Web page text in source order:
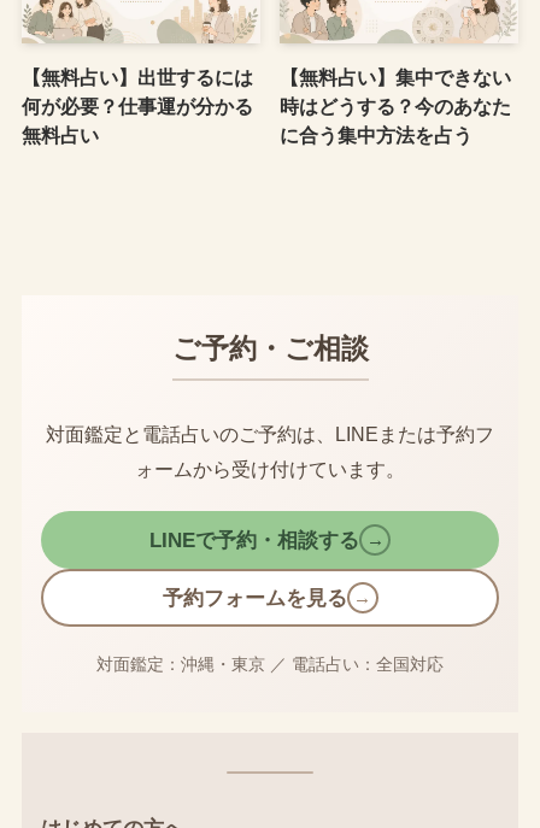
【無料占い】出世するには
何が必要？仕事運が分かる
無料占い
【無料占い】集中できない
時はどうする？今のあなた
に合う集中方法を占う
ご予約・ご相談
対面鑑定と電話占いのご予約は、LINEまたは予約フ
ォームから受け付けています。
LINEで予約・相談する →
予約フォームを見る →
対面鑑定：沖縄・東京 ／ 電話占い：全国対応